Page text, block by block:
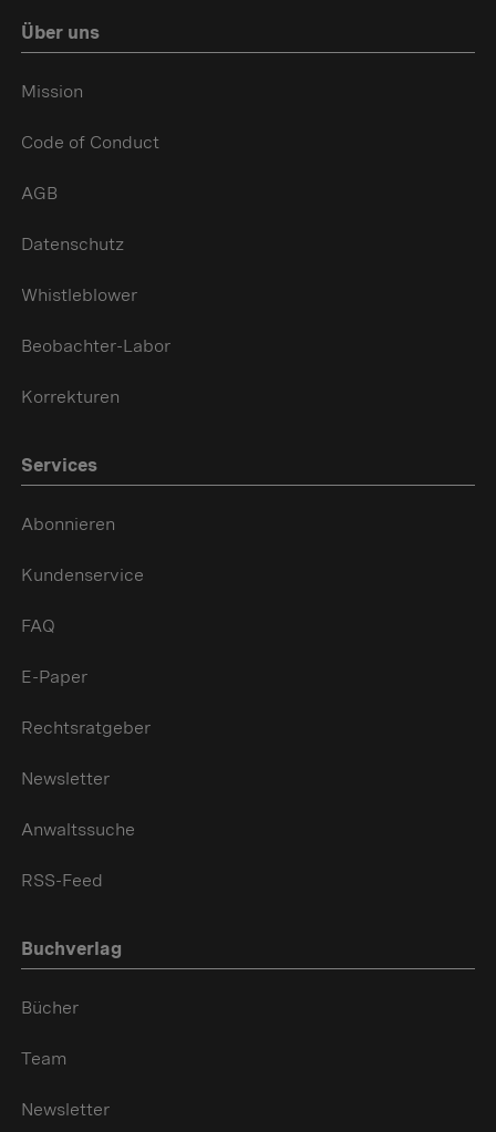
Über uns
Mission
Code of Conduct
AGB
Datenschutz
Whistleblower
Beobachter-Labor
Korrekturen
Services
Abonnieren
Kundenservice
FAQ
E-Paper
Rechtsratgeber
Newsletter
Anwaltssuche
RSS-Feed
Buchverlag
Bücher
Team
Newsletter